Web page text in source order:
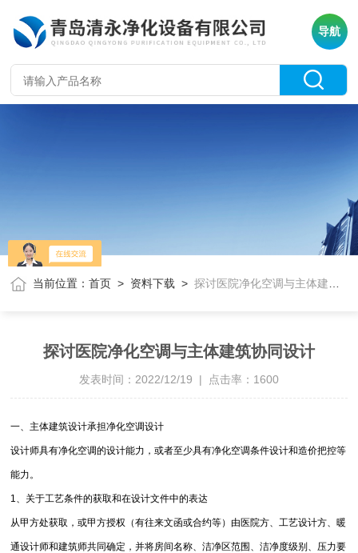
导航
当前位置：首页 > 资料下载 >探讨医院净化空调与主体建筑协同设计
探讨医院净化空调与主体建筑协同设计
发表时间：2022/12/19 | 点击率：1600
一、主体建筑设计承担净化空调设计
设计师具有净化空调的设计能力，或者至少具有净化空调条件设计和造价把控等
能力。
1、关于工艺条件的获取和在设计文件中的表达
从甲方处获取，或甲方授权（有往来文函或合约等）由医院方、工艺设计方、暖
通设计师和建筑师共同确定，并将房间名称、洁净区范围、洁净度级别、压力要